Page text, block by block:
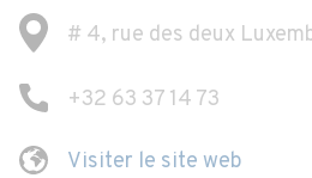
# 4, rue des deux
+32 63 37 14 73
Visiter le site web